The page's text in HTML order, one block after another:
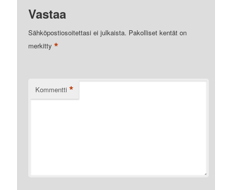
Vastaa
Sähköpostiosoitettasi ei julkaista. Pakolliset kentät on
merkitty*
Kommentti *